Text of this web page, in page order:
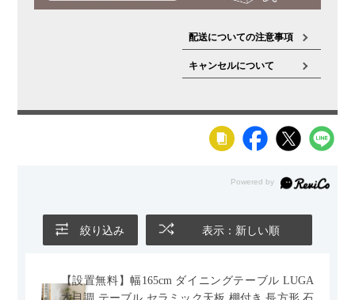
配送についての注意事項
キャンセルについて
絞り込み 表示：新しい順
【設置無料】幅165cm ダイニングテーブル LUGA